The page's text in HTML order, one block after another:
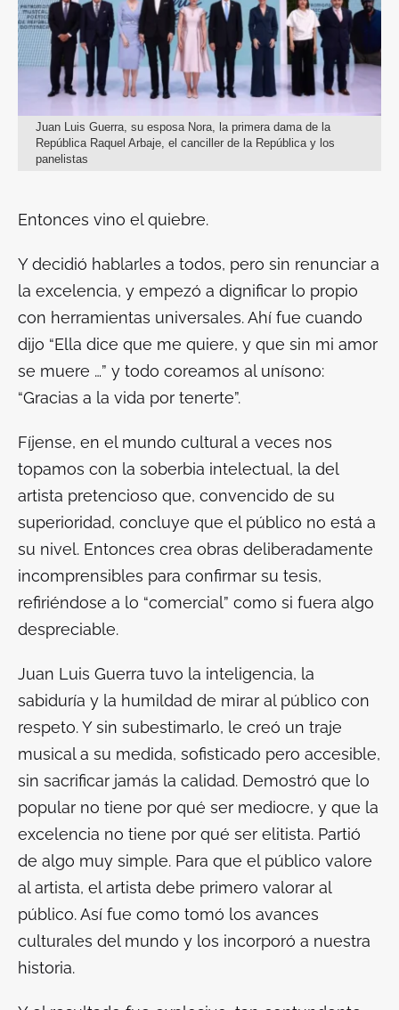
Juan Luis Guerra, su esposa Nora, la primera dama de la
República Raquel Arbaje, el canciller de la República y los
panelistas
Entonces vino el quiebre.
Y decidió hablarles a todos, pero sin renunciar a
la excelencia, y empezó a dignificar lo propio
con herramientas universales. Ahí fue cuando
dijo “Ella dice que me quiere, y que sin mi amor
se muere …” y todo coreamos al unísono:
“Gracias a la vida por tenerte”.
Fíjense, en el mundo cultural a veces nos
topamos con la soberbia intelectual, la del
artista pretencioso que, convencido de su
superioridad, concluye que el público no está a
su nivel. Entonces crea obras deliberadamente
incomprensibles para confirmar su tesis,
refiriéndose a lo “comercial” como si fuera algo
despreciable.
Juan Luis Guerra tuvo la inteligencia, la
sabiduría y la humildad de mirar al público con
respeto. Y sin subestimarlo, le creó un traje
musical a su medida, sofisticado pero accesible,
sin sacrificar jamás la calidad. Demostró que lo
popular no tiene por qué ser mediocre, y que la
excelencia no tiene por qué ser elitista. Partió
de algo muy simple. Para que el público valore
al artista, el artista debe primero valorar al
público. Así fue como tomó los avances
culturales del mundo y los incorporó a nuestra
historia.